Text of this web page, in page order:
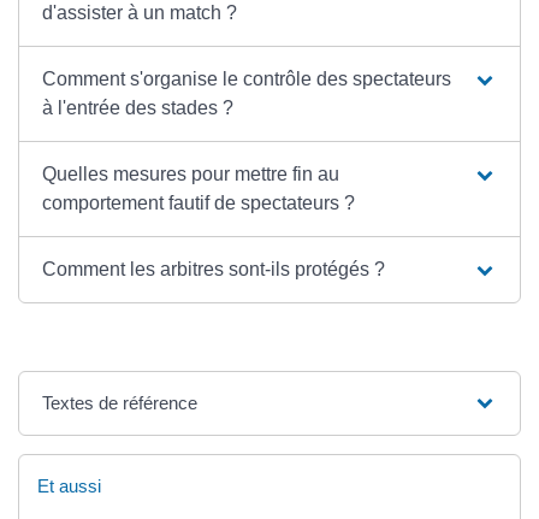
d'assister à un match ?
Comment s'organise le contrôle des spectateurs
à l'entrée des stades ?
Quelles mesures pour mettre fin au
comportement fautif de spectateurs ?
Comment les arbitres sont-ils protégés ?
Textes de référence
Et aussi